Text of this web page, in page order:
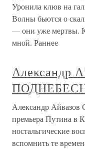
Уронила клюв на
Волны бьются о
— они уже мертвы.
мной. Раннее
Александр
Александр
премьера Путина в
ностальгические
вспомнить те